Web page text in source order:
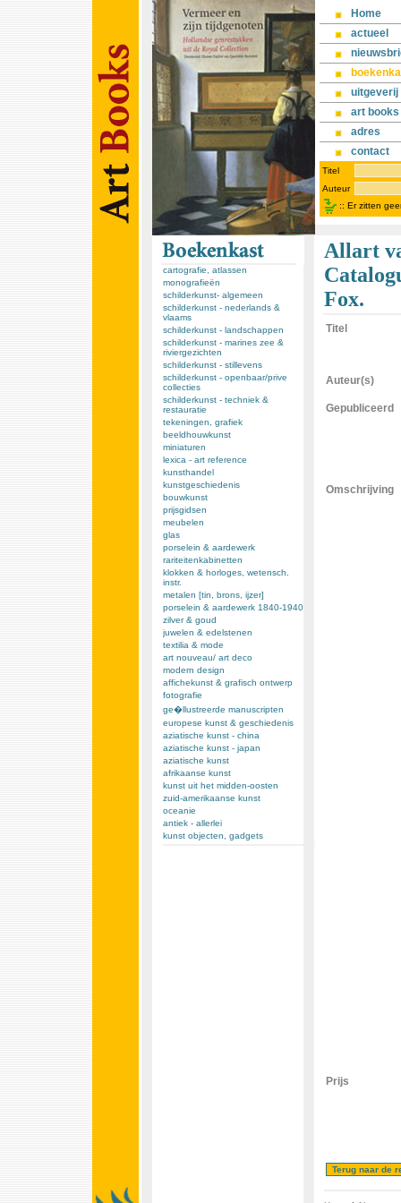
Home
actueel
uitgeverij
art books
adres
contact
Titel
Auteur
:: Er zitten
cartografie, atlassen
monografieën
schilderkunst- algemeen
schilderkunst - nederlands &
vlaams
schilderkunst - landschappen
schilderkunst - marines zee &
riviergezichten
schilderkunst - stillevens
schilderkunst - openbaar/prive
collecties
schilderkunst - techniek &
restauratie
tekeningen, grafiek
beeldhouwkunst
miniaturen
lexica - art reference
kunsthandel
kunstgeschiedenis
bouwkunst
prijsgidsen
meubelen
glas
porselein & aardewerk
rariteitenkabinetten
klokken & horloges, wetensch.
instr.
metalen [tin, brons, ijzer]
porselein & aardewerk 1840-1940
zilver & goud
juwelen & edelstenen
textilia & mode
art nouveau/ art deco
modern design
affichekunst & grafisch ontwerp
fotografie
ge�llustreerde manuscripten
europese kunst & geschiedenis
aziatische kunst - china
aziatische kunst - japan
aziatische kunst
afrikaanse kunst
kunst uit het midden-oosten
zuid-amerikaanse kunst
oceanie
antiek - allerlei
kunst objecten, gadgets
Allart
Fox.
Titel
Auteur(s)
Gepubliceerd
Omschrijving
Prijs